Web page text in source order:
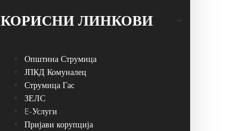
КОРИСНИ ЛИНКОВИ
Општина Струмица
ЈПКД Комуналец
Струмица Гас
ЗЕЛС
E-Услуги
Пријави корупција